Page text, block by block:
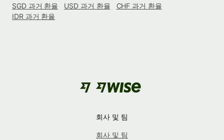
SGD 과거 환율
USD 과거 환율
CHF 과거 환율
IDR 과거 환율
회사 및 팀
회사 및 팀